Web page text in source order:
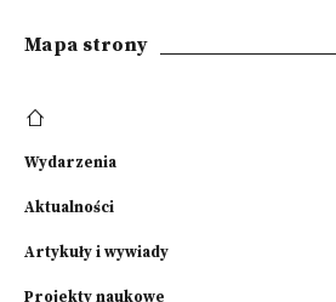
Mapa strony
Wydarzenia
Aktualności
Artykuły i wywiady
Projekty naukowe